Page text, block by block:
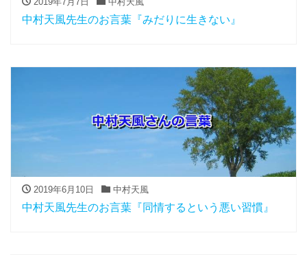
中村天風先生のお言葉『みだりに生きない』
2019年6月10日 中村天風
中村天風先生のお言葉『同情するという悪い習慣』